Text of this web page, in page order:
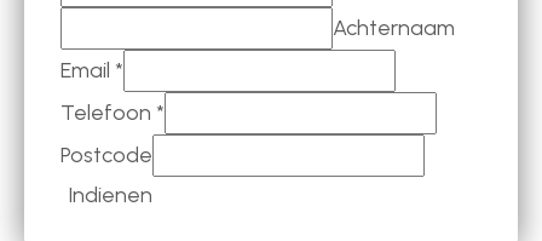
Achternaam
Email *
Telefoon *
Postcode
Indienen